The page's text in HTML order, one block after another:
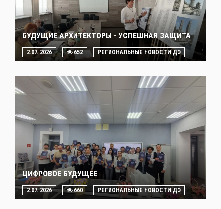
БУДУЩИЕ АРХИТЕКТОРЫ - УСПЕШНАЯ ЗАЩИТА
2.07. 2026 652 РЕГИОНАЛЬНЫЕ НОВОСТИ ДЭ
ЦИФРОВОЕ БУДУЩЕЕ
2.07. 2026 660 РЕГИОНАЛЬНЫЕ НОВОСТИ ДЭ